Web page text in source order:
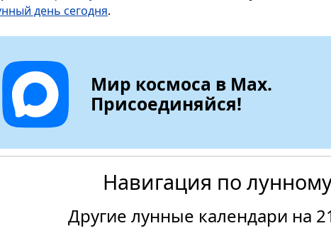
день сегодня.
Мир космоса в Max.
Присоединяйся!
Навигация по
Другие лунные календари на